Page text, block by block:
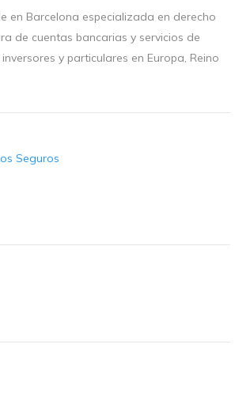
en Barcelona especializada en derecho
de cuentas bancarias y servicios de
y particulares en Europa, Reino
Seguros